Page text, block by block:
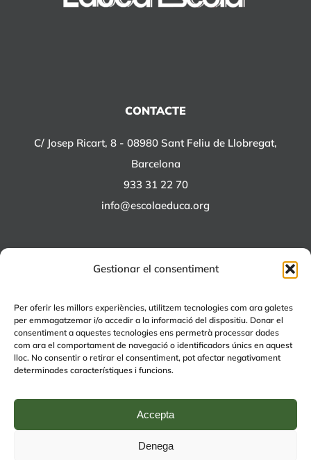
Gestionar el consentiment
Per oferir les millors experiències, utilitzem tecnologies com ara galetes
per emmagatzemar i/o accedir a la informació del dispositiu. Donar el
consentiment a aquestes tecnologies ens permetrà processar dades
com ara el comportament de navegació o identificadors únics en aquest
lloc. No consentir o retirar el consentiment, pot afectar negativament
determinades característiques i funcions.
Accepta
Denega
CONTACTE
C/ Josep Ricart, 8 - 08980 Sant Feliu de Llobregat,
Barcelona
933 31 22 70
info@escolaeduca.org
+EDUCA
EDUCA Espai Lúdic
EDUCA Serveis